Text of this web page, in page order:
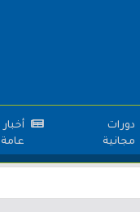
دورات
مجانية
أخبار
عامة